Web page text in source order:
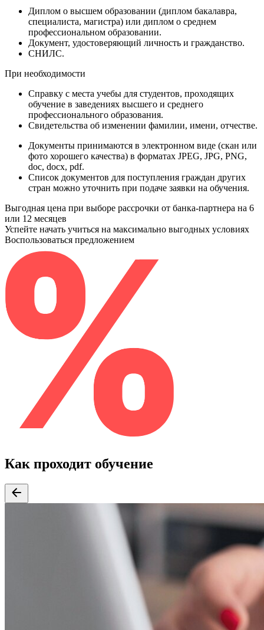
Диплом о высшем образовании (диплом бакалавра,
специалиста, магистра) или диплом о среднем
профессиональном образовании.
Документ, удостоверяющий личность и гражданство.
СНИЛС.
При необходимости
Справку с места учебы для студентов, проходящих
обучение в заведениях высшего и среднего
профессионального образования.
Свидетельства об изменении фамилии, имени, отчестве.
Документы принимаются в электронном виде (скан или
фото хорошего качества) в форматах JPEG, JPG, PNG,
doc, docx, pdf.
Список документов для поступления граждан других
стран можно уточнить при подаче заявки на обучения.
Выгодная цена при выборе рассрочки от банка-партнера на 6
или 12 месяцев
Успейте начать учиться на максимально выгодных условиях
Воспользоваться предложением
Как проходит обучение